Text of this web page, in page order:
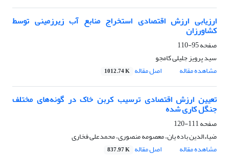
ارزیابی ارزش اقتصادی استخراج منابع آب زیرزمینی توسط
کشاورزان
صفحه95-110
سید پرویز جلیلی کامجو
مشاهده مقاله
اصل مقاله 1012.74 K
تعیین ارزش اقتصادی ترسیب کربن خاک در گونه‌های مختلف
جنگل کاری شده
صفحه111-120
ضیاءالدین باده یان، معصومه منصوری، محمدعلی فخاری
مشاهده مقاله
اصل مقاله 837.97 K